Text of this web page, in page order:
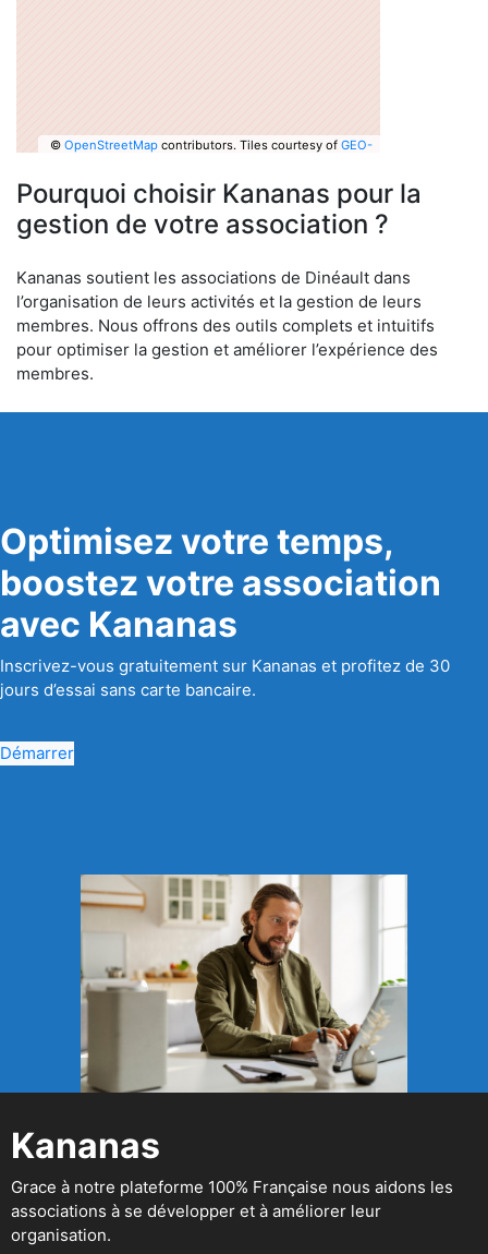
© OpenStreetMapcontributors. Tiles courtesy of GEO-
Pourquoi choisir Kananas pour la
gestion de votre association ?
Kananas soutient les associations de Dinéault dans
l’organisation de leurs activités et la gestion de leurs
membres. Nous offrons des outils complets et intuitifs
pour optimiser la gestion et améliorer l’expérience des
membres.
Optimisez votre temps,
boostez votre association
avec Kananas
Inscrivez-vous gratuitement sur Kananas et profitez de 30
jours d’essai sans carte bancaire.
Démarrer
Kananas
Grace à notre plateforme 100% Française nous aidons les
associations à se développer et à améliorer leur
organisation.